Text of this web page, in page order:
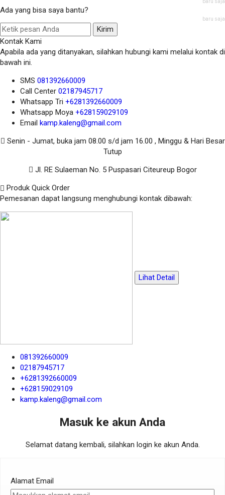
baru saja
Ada yang bisa saya bantu?
baru saja
Kirim
Kontak Kami
Apabila ada yang ditanyakan, silahkan hubungi kami melalui kontak di
bawah ini.
SMS 081392660009
Call Center 02187945717
Whatsapp Tri +6281392660009
Whatsapp Moya +628159029109
Email kamp.kaleng@gmail.com
Senin - Jumat, buka jam 08.00 s/d jam 16.00 , Minggu & Hari Besar
Tutup
Jl. RE Sulaeman No. 5 Puspasari Citeureup Bogor
Produk Quick Order
Pemesanan dapat langsung menghubungi kontak dibawah:
Lihat Detail
081392660009
02187945717
+6281392660009
+628159029109
kamp.kaleng@gmail.com
Masuk ke akun Anda
Selamat datang kembali, silahkan login ke akun Anda.
Alamat Email